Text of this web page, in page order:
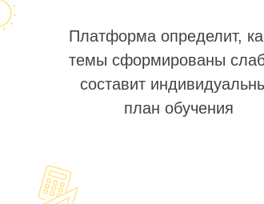
Платформа определит,
темы сформированы
составит
план обучения